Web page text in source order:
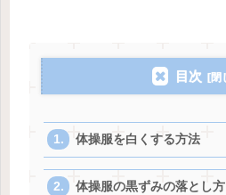
目次
体操服を白くする方法
体操服の黒ずみの落とし方